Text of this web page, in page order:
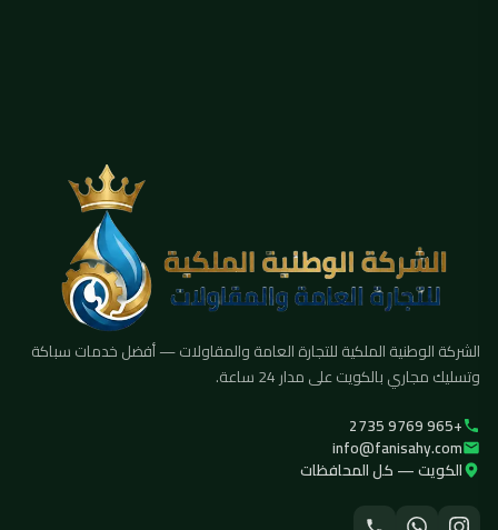
الشركة الوطنية الملكية للتجارة العامة والمقاولات — أفضل خدمات سباكة
وتسليك مجاري بالكويت على مدار 24 ساعة.
+965 9769 2735
info@fanisahy.com
الكويت — كل المحافظات